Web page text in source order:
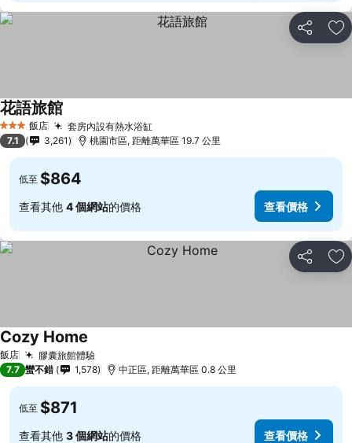
分享 加
3 星級 飯店 套房內設有熱水浴缸
花語旅館
7.1 3,261 桃園市區, 距離萬華區 19.7 公里
低至 $864
查看其他 4 個網站的價格 查看價格
分享 加
飯店 膠囊旅館體驗
Cozy Home
7.7 蠻不錯 1,578 中正區, 距離萬華區 0.8 公里
低至 $871
查看其他 3 個網站的價格 查看價格